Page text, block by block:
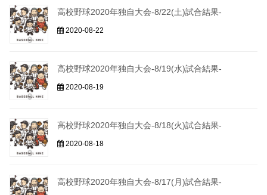
高校野球2020年独自大会-8/22(土)試合結果-
2020-08-22
高校野球2020年独自大会-8/19(水)試合結果-
2020-08-19
高校野球2020年独自大会-8/18(火)試合結果-
2020-08-18
高校野球2020年独自大会-8/17(月)試合結果-